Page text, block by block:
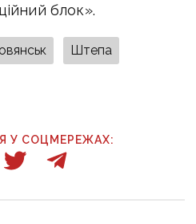
блок».
Штепа
У СОЦМЕРЕЖАХ: